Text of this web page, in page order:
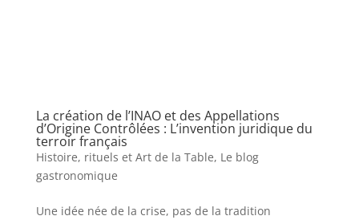
La création de l’INAO et des Appellations
d’Origine Contrôlées : L’invention juridique du
terroir français
Histoire, rituels et Art de la Table, Le blog
gastronomique
Une idée née de la crise, pas de la tradition